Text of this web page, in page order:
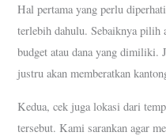
Hal pertama yang perlu
terlebih dahulu. Sebaiknya pilih
budget atau dana yang dimiliki.
justru akan memberatkan
Kedua, cek juga lokasi dari
tersebut. Kami sarankan agar